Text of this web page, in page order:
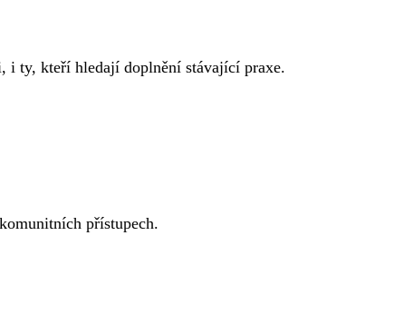
i ty, kteří hledají doplnění stávající praxe.
přístupech.